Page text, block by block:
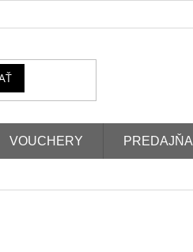
VOUCHERY PREDAJŇA